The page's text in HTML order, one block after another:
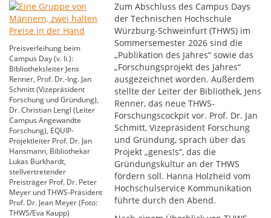
Preisverleihung beim
Campus Day (v. li.):
Bibliotheksleiter Jens
Renner, Prof. Dr.-Ing. Jan
Schmitt (Vizepräsident
Forschung und Gründung),
Dr. Christian Lengl (Leiter
Campus Angewandte
Forschung), EQUIP-
Projektleiter Prof. Dr. Jan
Hansmann, Bibliothekar
Lukas Burkhardt,
stellvertretender
Preisträger Prof. Dr. Peter
Meyer und THWS-Präsident
Prof. Dr. Jean Meyer (Foto:
THWS/Eva Kaupp)
Zum Abschluss des Campus Days
der Technischen Hochschule
Würzburg-Schweinfurt (THWS) im
Sommersemester 2026 sind die
„Publikation des Jahres“ sowie das
„Forschungsprojekt des Jahres“
ausgezeichnet worden. Außerdem
stellte der Leiter der Bibliothek, Jens
Renner, das neue THWS-
Forschungscockpit vor. Prof. Dr. Jan
Schmitt, Vizepräsident Forschung
und Gründung, sprach über das
Projekt „genes!s“, das die
Gründungskultur an der THWS
fördern soll. Hanna Holzheid vom
Hochschulservice Kommunikation
führte durch den Abend.